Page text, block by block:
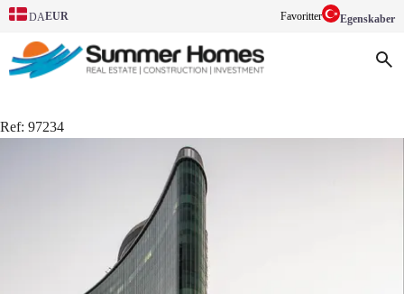
DAEUR Favoritter Egenskaber
Ref: 97234